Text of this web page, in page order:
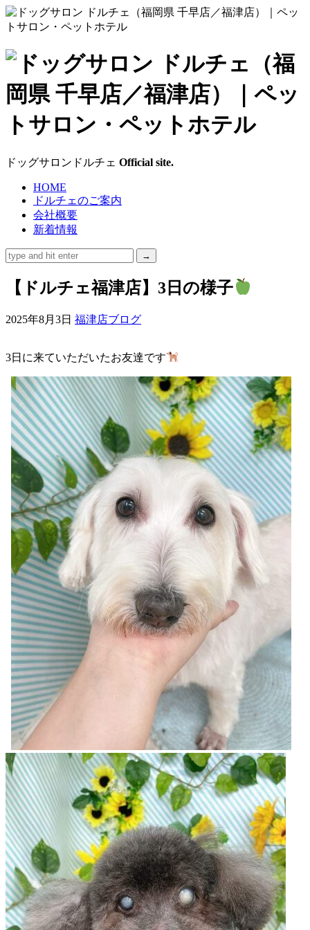
ド
ッ
グ
サ
ロ
ン
ド
ル
（福
岡
県
千
早
店
／
福
津
店）
｜
ペ
ッ
ト
サ
ロ
ン・
ペ
ッ
ドッグサロンドルチェ Official site.
HOME
ドルチェのご案内
会社概要
新着情報
【ドルチェ福津店】3日の様子
2025年8月3日 福津店ブログ
3日に来ていただいたお友達です